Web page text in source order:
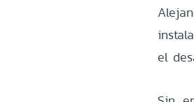
el